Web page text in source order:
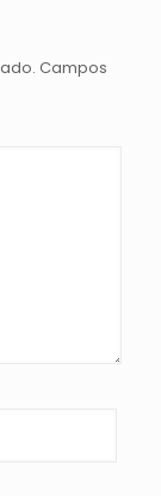
Campos